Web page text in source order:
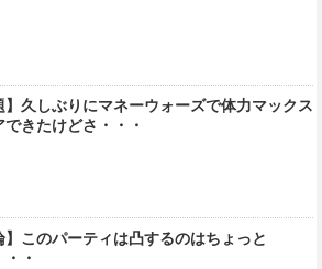
】久しぶりにマネーウォーズで体力マックス
できたけどさ・・・
】このパーティは凸するのはちょっと
・